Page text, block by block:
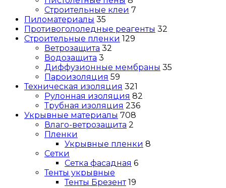
Строительные клеи 7
Пиломатериалы 35
Противогололедные реагенты 32
Строительные пленки 129
Ветрозащита 32
Водозащита 3
Диффузионные мембраны 35
Пароизоляция 59
Техническая изоляция 321
Рулонная изоляция 82
Трубная изоляция 236
Укрывные материалы 708
Влаго-ветрозащита 2
Пленки
Укрывные пленки 8
Сетки
Сетка фасадная 6
Тенты укрывные
Тенты Брезент 19